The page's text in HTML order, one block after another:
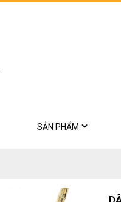
SẢN PHẨM